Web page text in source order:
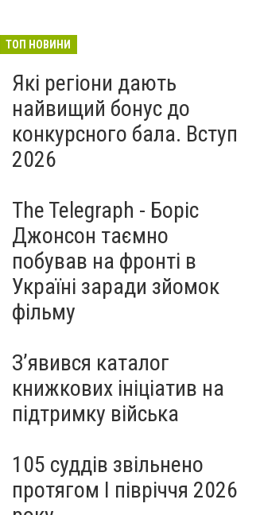
ТОП НОВИНИ
Які регіони дають
найвищий бонус до
конкурсного бала. Вступ
2026
The Telegraph - Боріс
Джонсон таємно
побував на фронті в
Україні заради зйомок
фільму
З’явився каталог
книжкових ініціатив на
підтримку війська
105 суддів звільнено
протягом I півріччя 2026